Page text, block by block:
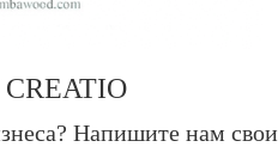
Напишите нам свои